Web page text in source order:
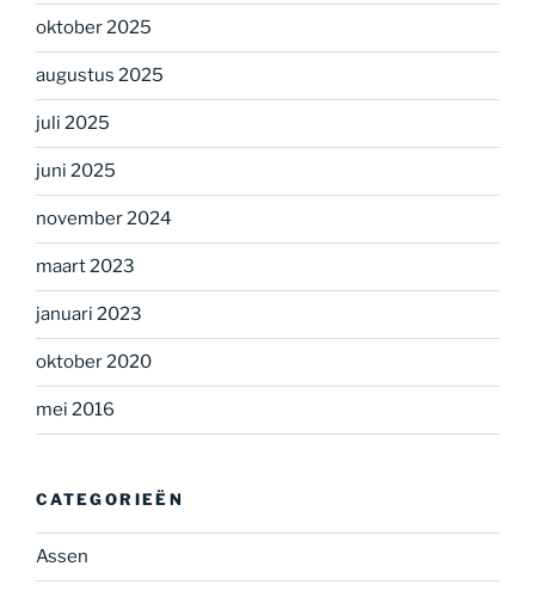
oktober 2025
augustus 2025
juli 2025
juni 2025
november 2024
maart 2023
januari 2023
oktober 2020
mei 2016
CATEGORIEËN
Assen